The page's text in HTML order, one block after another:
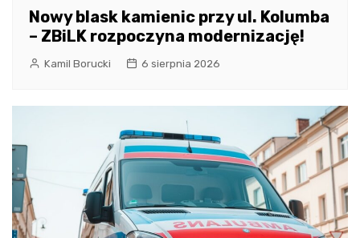
Nowy blask kamienic przy ul. Kolumba
– ZBiLK rozpoczyna modernizację!
Kamil Borucki 6 sierpnia 2026